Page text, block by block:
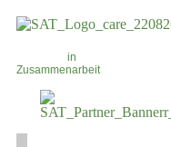
in
Zusammenarbeit